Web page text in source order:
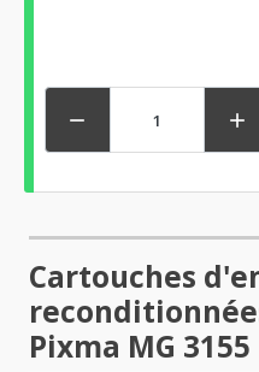
 
Cartouches
Pixma MG 3155